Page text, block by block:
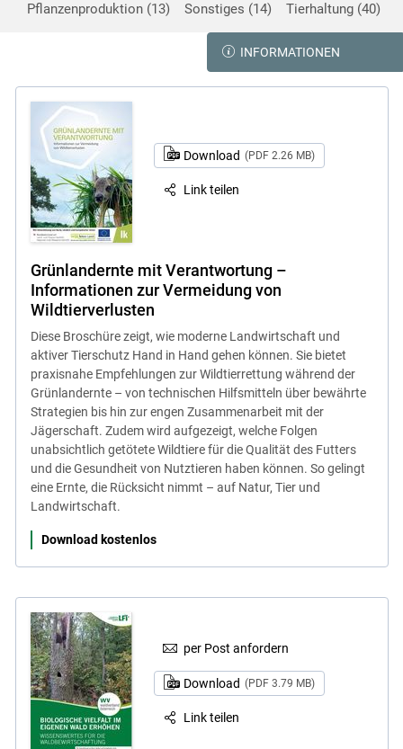
Pflanzenproduktion 13 Sonstiges 14 Tierhaltung 40
INFORMATIONEN
Download (PDF 2.26 MB)
Link teilen
Grünlandernte mit Verantwortung –
Informationen zur Vermeidung von
Wildtierverlusten
Diese Broschüre zeigt, wie moderne Landwirtschaft und
aktiver Tierschutz Hand in Hand gehen können. Sie bietet
praxisnahe Empfehlungen zur Wildtierrettung während der
Grünlandernte – von technischen Hilfsmitteln über bewährte
Strategien bis hin zur engen Zusammenarbeit mit der
Jägerschaft. Zudem wird aufgezeigt, welche Folgen
unabsichtlich getötete Wildtiere für die Qualität des Futters
und die Gesundheit von Nutztieren haben können. So gelingt
eine Ernte, die Rücksicht nimmt – auf Natur, Tier und
Landwirtschaft.
Download kostenlos
per Post anfordern
Download (PDF 3.79 MB)
Link teilen